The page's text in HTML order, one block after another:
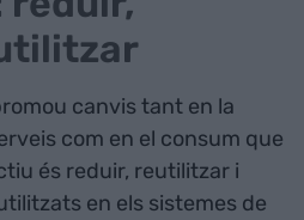
canvis tant en la
com en el consum que
és reduir, reutilitzar i
en els sistemes de